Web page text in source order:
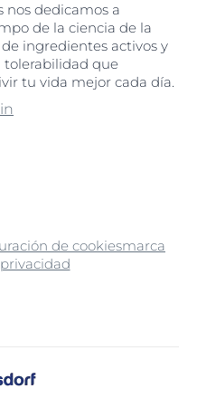
nos dedicamos a
de la ciencia de la
ingredientes activos y
tolerabilidad que
tu vida mejor cada día.
de cookiesmarca